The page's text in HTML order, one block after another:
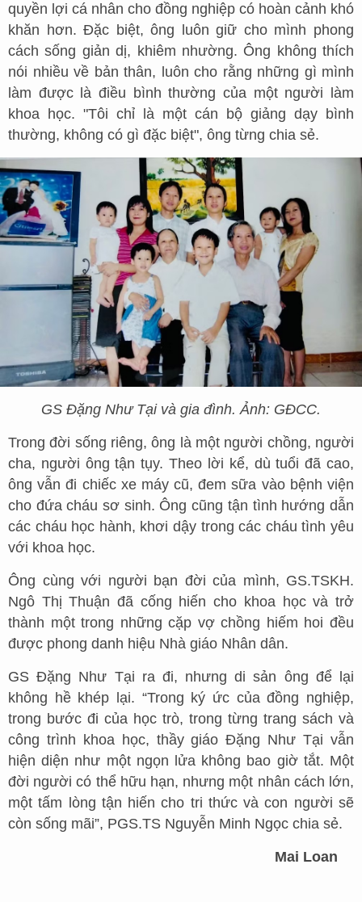
quyền lợi cá nhân cho đồng nghiệp có hoàn cảnh khó
khăn hơn. Đặc biệt, ông luôn giữ cho mình phong
cách sống giản dị, khiêm nhường. Ông không thích
nói nhiều về bản thân, luôn cho rằng những gì mình
làm được là điều bình thường của một người làm
khoa học. "Tôi chỉ là một cán bộ giảng dạy bình
thường, không có gì đặc biệt", ông từng chia sẻ.
GS Đặng Như Tại và gia đình. Ảnh: GĐCC.
Trong đời sống riêng, ông là một người chồng, người
cha, người ông tận tụy. Theo lời kể, dù tuổi đã cao,
ông vẫn đi chiếc xe máy cũ, đem sữa vào bệnh viện
cho đứa cháu sơ sinh. Ông cũng tận tình hướng dẫn
các cháu học hành, khơi dậy trong các cháu tình yêu
với khoa học.
Ông cùng với người bạn đời của mình, GS.TSKH.
Ngô Thị Thuận đã cống hiến cho khoa học và trở
thành một trong những cặp vợ chồng hiếm hoi đều
được phong danh hiệu Nhà giáo Nhân dân.
GS Đặng Như Tại ra đi, nhưng di sản ông để lại
không hề khép lại. “Trong ký ức của đồng nghiệp,
trong bước đi của học trò, trong từng trang sách và
công trình khoa học, thầy giáo Đặng Như Tại vẫn
hiện diện như một ngọn lửa không bao giờ tắt. Một
đời người có thể hữu hạn, nhưng một nhân cách lớn,
một tấm lòng tận hiến cho tri thức và con người sẽ
còn sống mãi”, PGS.TS Nguyễn Minh Ngọc chia sẻ.
Mai Loan